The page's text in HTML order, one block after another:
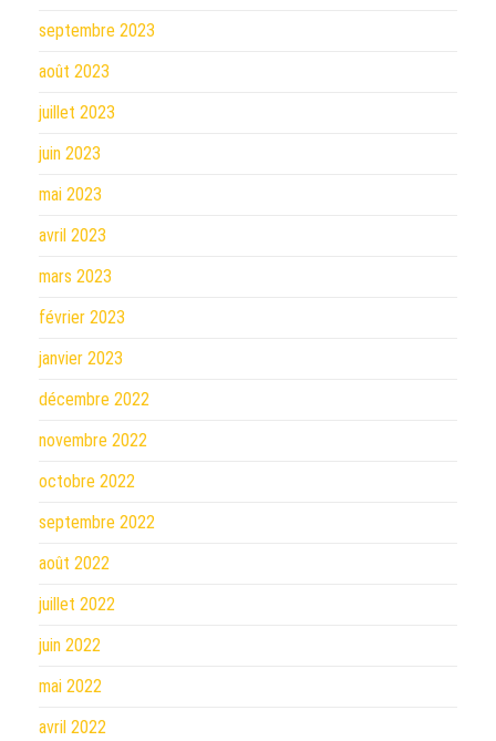
septembre 2023
août 2023
juillet 2023
juin 2023
mai 2023
avril 2023
mars 2023
février 2023
janvier 2023
décembre 2022
novembre 2022
octobre 2022
septembre 2022
août 2022
juillet 2022
juin 2022
mai 2022
avril 2022